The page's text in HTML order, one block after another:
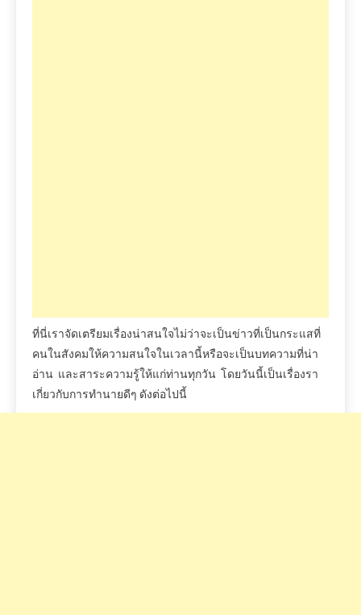
ที่นี่เราจัดเตรียมเรื่องน่าสนใจไม่ว่าจะเป็นข่าวที่เป็นกระแสที่
คนในสังคมให้ความสนใจในเวลานี้หรือจะเป็นบทความที่น่า
อ่าน และสาระความรู้ให้แก่ท่านทุกวัน โดยวันนี้เป็นเรื่องรา
เกี่ยวกับการทำนายดีๆ ดังต่อไปนี้